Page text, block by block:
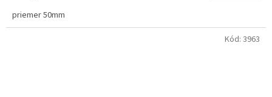
priemer 50mm
Kód: 3963